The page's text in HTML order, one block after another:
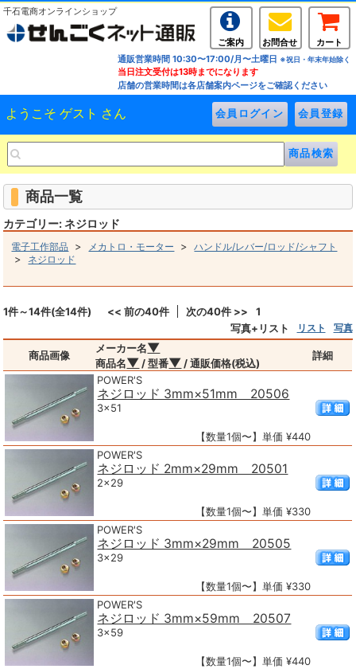
千石電商オンラインショップ
ご案内 お問合せ
カート
通販営業時間 10:30〜17:00/月〜土曜日 ※祝日・年末年始除く
当日注文受付は13時までになります
店舗の営業時間は各店舗案内ページをご確認ください
ようこそ ゲスト さん
商品一覧
カテゴリー: ネジロッド
電子工作部品 > メカトロ・モーター >ハンドル/レバー/ロッド/シャフト
> ネジロッド
1件～14件(全14件) << 前の40件 次の40件 >>
1
写真+リスト
リスト 写真
商品画像
メーカー名▼
商品名▼ / 型番▼ / 通販価格(税込)
詳細
POWER'S
ネジロッド 3mm×51mm 20506
3×51
【数量1個〜】単価 ¥440
POWER'S
ネジロッド 2mm×29mm 20501
2×29
【数量1個〜】単価 ¥330
POWER'S
ネジロッド 3mm×29mm 20505
3×29
【数量1個〜】単価 ¥330
POWER'S
ネジロッド 3mm×59mm 20507
3×59
【数量1個〜】単価 ¥440